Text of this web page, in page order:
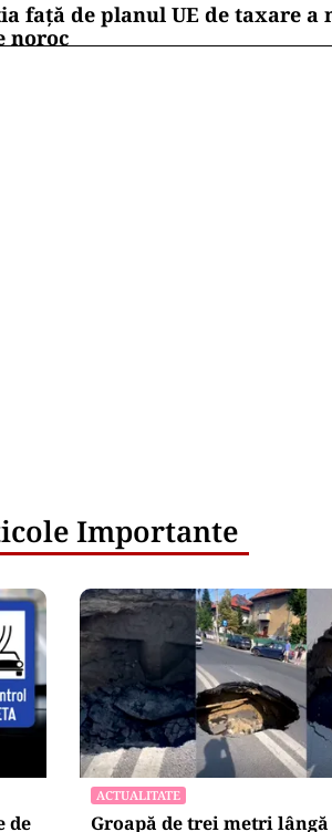
față de planul UE de taxare a
noroc
Importante
de
ACTUALITATE
Groapă de trei metri